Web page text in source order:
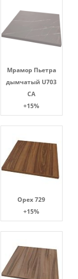
Мрамор Пьетра
дымчатый U703
CA
+15%
Орех 729
+15%